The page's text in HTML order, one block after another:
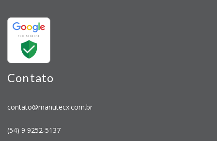
Contato
contato@manutecx.com.br
(54) 9 9252-5137